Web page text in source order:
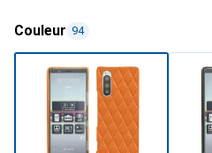
Couleur 94